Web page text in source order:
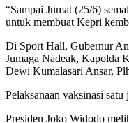
“Sampai Jumat (25/6)
untuk membuat Kepri
Di Sport Hall, Gubernur
Jumaga Nadeak, Kapolda
Dewi Kumalasari Ansar,
Pelaksanaan vaksinasi
Presiden Joko Widodo